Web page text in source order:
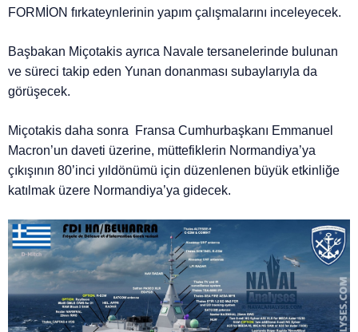
FORMİON fırkateynlerinin yapım çalışmalarını inceleyecek.
Başbakan Miçotakis ayrıca Navale tersanelerinde bulunan
ve süreci takip eden Yunan donanması subaylarıyla da
görüşecek.
Miçotakis daha sonra Fransa Cumhurbaşkanı Emmanuel
Macron’un daveti üzerine, müttefiklerin Normandiya’ya
çıkışının 80’inci yıldönümü için düzenlenen büyük etkinliğe
katılmak üzere Normandiya’ya gidecek.